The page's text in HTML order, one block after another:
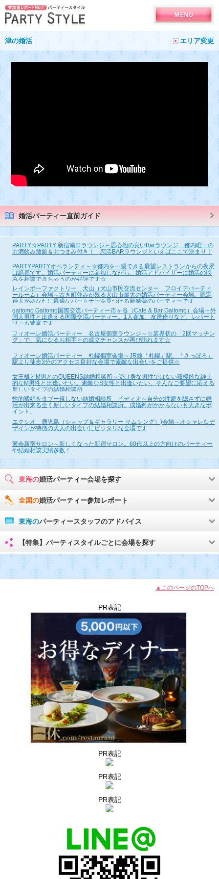
津の婚活 エリア変更
婚活パーティー直前ガイド
PARTY☆PARTY 新宿南口ラウンジ～居心地の良いBarラウンジ 都内唯一の
お酒飲み放題＆おつまみ付き！ 恋活BARラウンジといえばここで決まり！
PARTYPARTYオペラシティ～☆都内を一望できる展望レストランからの夜景
は絶景です。婚活パーティーに参加しながら、婚活アドバイザーに婚活の悩
みを相談できちゃうのが好評です☆
レインボーファクトリー 犬山（犬山市民交流センター フロイデパーティ
ールーム）会場～古き町並みが残る犬山市最大の婚活パーティー会場。認定
仲人があなたに最適なパートナーを見つける新感覚のパーティーです
gaitomo Gaitomo国際交流パーティー市ヶ谷（Cafe & Bar Gaitomo）会場～外
国人男性と出逢える国際交流パーティー。1人参加、友達作りなど、レパート
リーも豊富です
フィオーレ婚活パーティー 名古屋個室ラウンジ～☆業界初の「2回マッチン
グ」で、気になるお相手との成立チャンスが再び訪れます☆
フィオーレ婚活パーティー 札幌個室会場～JR線「札幌」駅、「さっぽろ」
駅より徒歩3分のアクセス良好な会場で素敵な出会いをご提供☆
女王様とM男とのQUEENS結婚相談所～受け身な男性ではない積極的な紳士
的なM男性と出逢いたい。素敵なS女性と出逢いたい。そんなご要望に応える
新しいタイプの結婚相談所
性的嗜好をタブー視しない結婚相談所 イディオ～自分の性癖を隠さずに婚
活が出来る全く新しいタイプの結婚相談所。成婚料がかからないも大きなポ
イント。
エクシオ 鹿児島（ショップ＆ギャラリー サムシング）)会場～オシャレなデ
ザインが特徴の大人の出会いにピッタリな会場です
茜会新宿サロン～新しくなった新宿サロン。60代以上の方向けのパーティー
や結婚相談実績多数！
東海の婚活パーティー会場を探す
全国の婚活パーティー参加レポート
東海のパーティースタッフのアドバイス
【特集】パーティスタイルごとに会場を探す
▲このページのTOPへ
PR表記
PR表記
PR表記
PR表記